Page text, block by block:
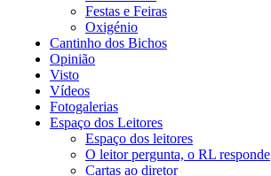
Festas e Feiras
Oxigénio
Cantinho dos Bichos
Opinião
Visto
Vídeos
Fotogalerias
Espaço dos Leitores
Espaço dos leitores
O leitor pergunta, o RL responde
Cartas ao diretor